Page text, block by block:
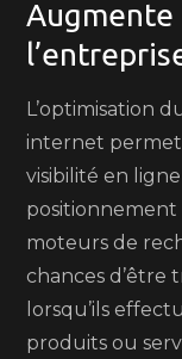
Augmente
L’optimisation
internet permet
visibilité en
positionnement
moteurs de
chances d’être
lorsqu’ils
produits ou